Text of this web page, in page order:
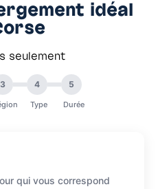
idéal
seulement
3 4
Type
5
Durée
qui vous correspond